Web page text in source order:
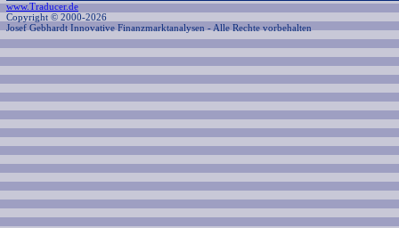
www.Traducer.de
Copyright © 2000-2026
Josef Gebhardt Innovative Finanzmarktanalysen - Alle Rechte vorbehalten